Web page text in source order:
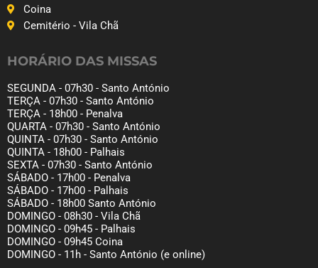
Coina
Cemitério - Vila Chã
HORÁRIO DAS MISSAS
SEGUNDA - 07h30 - Santo António
TERÇA - 07h30 - Santo António
TERÇA - 18h00 - Penalva
QUARTA - 07h30 - Santo António
QUINTA - 07h30 - Santo António
QUINTA - 18h00 - Palhais
SEXTA - 07h30 - Santo António
SÁBADO - 17h00 - Penalva
SÁBADO - 17h00 - Palhais
SÁBADO - 18h00 Santo António
DOMINGO - 08h30 - Vila Chã
DOMINGO - 09h45 - Palhais
DOMINGO - 09h45 Coina
DOMINGO - 11h - Santo António (e online)